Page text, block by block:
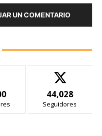
UN COMENTARIO
44,028
Seguidores